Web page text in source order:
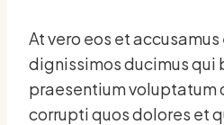
At vero eos et
dignissimos ducimus qui
praesentium voluptatum
corrupti quos dolores et